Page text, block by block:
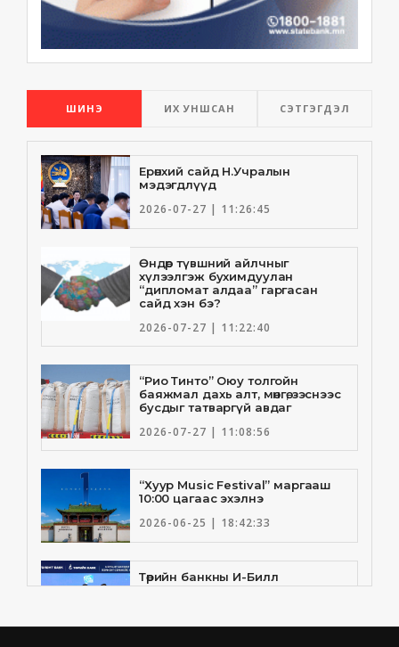
ШИНЭ ИХ УНШСАН СЭТГЭГДЭЛ
Ерөнхий сайд Н.Учралын
мэдэгдлүүд
2026-07-27 | 11:26:45
Өндөр түвшний айлчныг
хүлээлгэж бухимдуулан
“дипломат алдаа” гаргасан
сайд хэн бэ?
2026-07-27 | 11:22:40
“Рио Тинто” Оюу толгойн
баяжмал дахь алт, мөнгө, зэснээс
бусдыг татваргүй авдаг
2026-07-27 | 11:08:56
“Хуур Music Festival” маргааш
10:00 цагаас эхэлнэ
2026-06-25 | 18:42:33
Төрийн банкны И-Билл
үйлчилгээнд Голомт банк
2026-06-25 | 9:33:55